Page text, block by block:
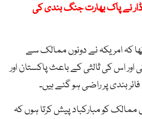
نے پاک بھارت جنگ بندی کی
کہ امریکہ نے دونوں ممالک سے
اس کی ثالثی کے باعث پاکستان اور
بندی پر راضی ہو گئے ہیں۔
ممالک کو مبارکباد پیش کرتا ہوں کہ